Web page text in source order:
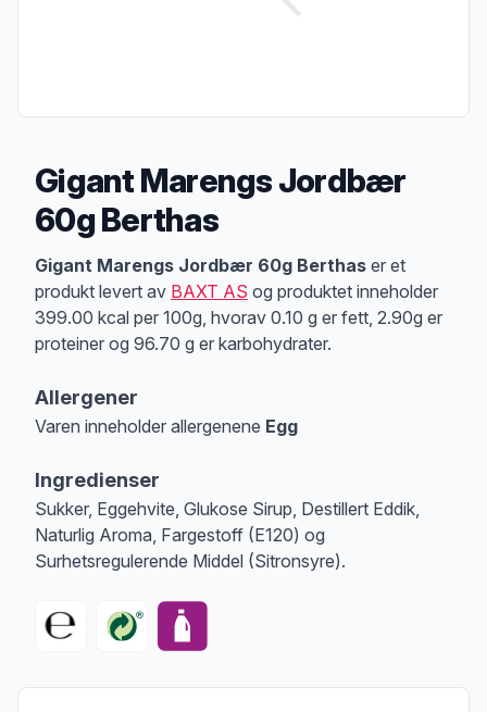
Gigant Marengs Jordbær
60g Berthas
Produktbeskrivelse
Gigant Marengs Jordbær 60g Berthas er et
produkt levert av BAXT AS og produktet inneholder
399.00 kcal per 100g, hvorav 0.10 g er fett, 2.90g er
proteiner og 96.70 g er karbohydrater.
Allergener
Varen inneholder allergenene Egg
Ingredienser
Sukker, Eggehvite, Glukose Sirup, Destillert Eddik,
Naturlig Aroma, Fargestoff (E120) og
Surhetsregulerende Middel (Sitronsyre).